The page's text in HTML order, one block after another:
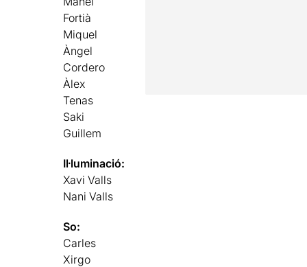
Fortià
Miquel
Àngel
Cordero
Àlex
Tenas
Saki
Guillem
Il·luminació:
Xavi Valls
Nani Valls
So:
Carles
Xirgo